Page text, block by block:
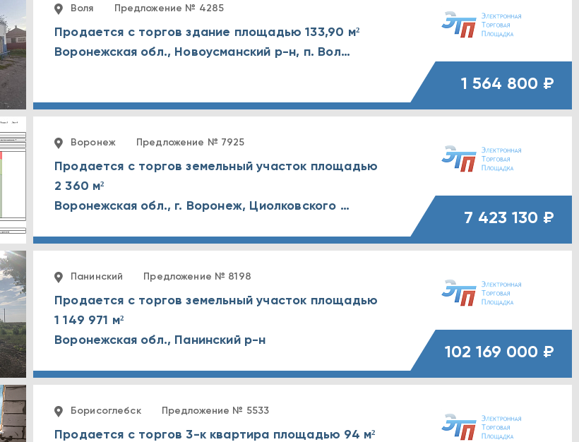
Воля Предложение № 4285
Продается с торгов здание площадью 133,90 м²
Воронежская обл., Новоусманский р-н, п. Воля, Логовая улица, д. 193А
1 564 800 ₽
Воронеж Предложение № 7925
Продается с торгов земельный участок площадью
2 360 м²
Воронежская обл., г. Воронеж, Циолковского улица, д. 27/1
7 423 130 ₽
Панинский Предложение № 8198
Продается с торгов земельный участок площадью
1 149 971 м²
Воронежская обл., Панинский р-н
102 169 000 ₽
Борисоглебск Предложение № 5533
Продается с торгов 3-к квартира площадью 94 м²